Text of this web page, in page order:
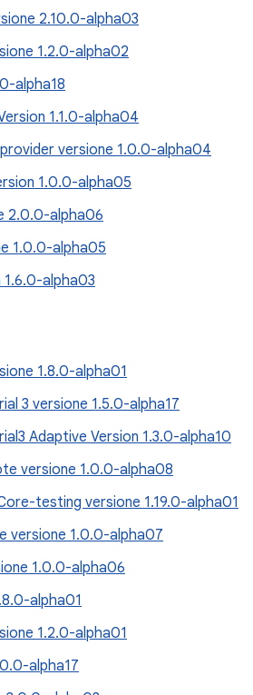
2.10.0-alpha03
1.2.0-alpha02
alpha18
1.1.0-alpha04
versione 1.0.0-alpha04
1.0.0-alpha05
2.0.0-alpha06
1.0.0-alpha05
1.6.0-alpha03
1.8.0-alpha01
3 versione 1.5.0-alpha17
Adaptive Version 1.3.0-alpha10
versione 1.0.0-alpha08
testing versione 1.19.0-alpha01
versione 1.0.0-alpha07
1.0.0-alpha06
alpha01
1.2.0-alpha01
alpha17